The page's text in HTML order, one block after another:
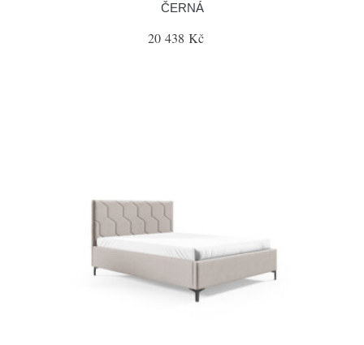
ČERNÁ
20 438 Kč